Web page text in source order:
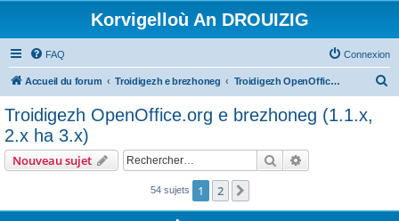
Korvigelloù An DROUIZIG
FAQ Connexion
Accueil du forum Troidigezh e brezhoneg Troidigezh OpenOffice.org e brezhoneg (1.1.x, 2.x ha 3.x)
c
Troidigezh OpenOffice.org e brezhoneg (1.1.x,
2.x ha 3.x)
Nouveau sujet Rechercher
54 sujets 1 2